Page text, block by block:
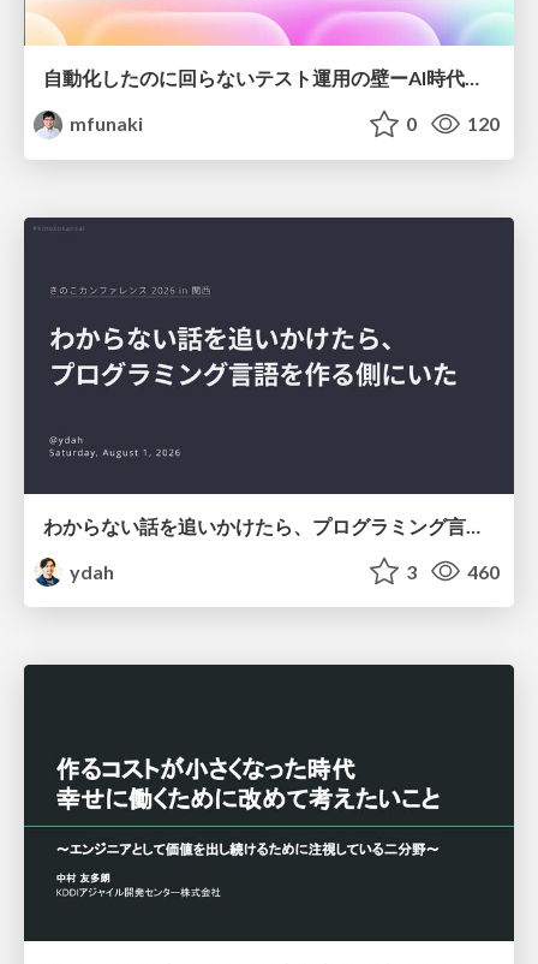
自動化したのに回らないテスト運用の壁ーAI時代の品質責任と生産性
mfunaki
0 120
ydah
3 460